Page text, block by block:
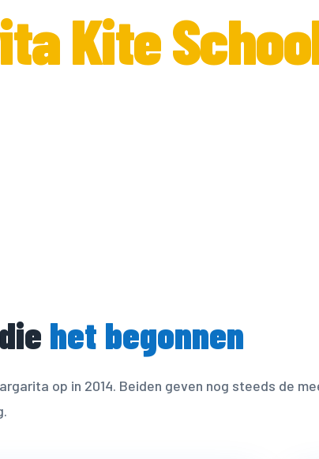
Kite
het begonnen
op in 2014. Beiden geven nog steeds de